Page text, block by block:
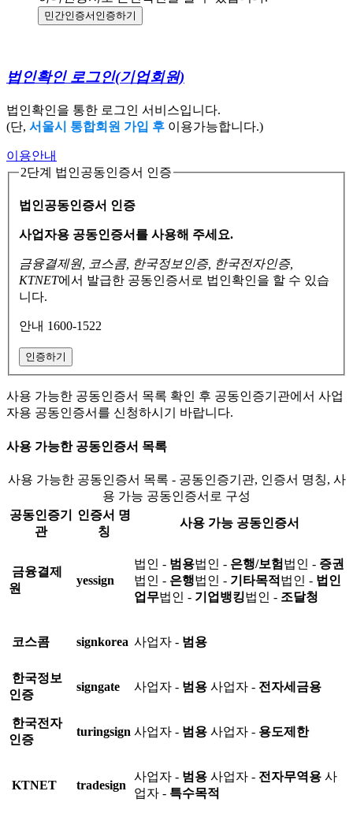
민간인증서 인증하기
법인확인 로그인(기업회원)
법인확인을 통한 로그인 서비스입니다.
(단, 서울시 통합회원 가입 후 이용가능합니다.)
이용안내
2단계 법인공동인증서 인증
법인공동인증서 인증
사업자용 공동인증서를 사용해 주세요.
금융결제원, 코스콤, 한국정보인증, 한국전자인증,
KTNET에서 발급한 공동인증서로 법인확인을 할 수 있습
니다.
안내 1600-1522
인증하기
사용 가능한 공동인증서 목록 확인 후 공동인증기관에서 사업
자용 공동인증서를 신청하시기 바랍니다.
사용 가능한 공동인증서 목록
사용 가능한 공동인증서 목록 - 공동인증기관, 인증서 명칭, 사
용 가능 공동인증서로 구성
공동인증기
관
인증서 명
칭
사용 가능 공동인증서
금융결제
원
yessign
법인 - 범용법인 - 은행/보험 법인 - 증권
법인 - 은행법인 - 기타목적 법인 - 법인
업무법인 - 기업뱅킹법인 - 조달청
코스콤 signkorea 사업자 - 범용
한국정보
인증
signgate 사업자 - 범용 사업자 - 전자세금용
한국전자
인증
turingsign 사업자 - 범용 사업자 - 용도제한
KTNET tradesign
사업자 - 범용 사업자 - 전자무역용 사
업자 - 특수목적